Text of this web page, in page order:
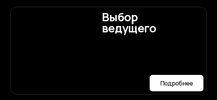
Написать нам лично в Max
Номер телефона: